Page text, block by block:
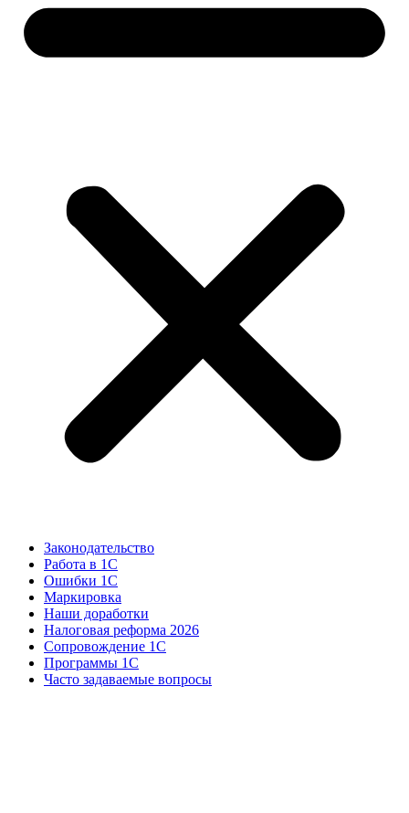
Законодательство
Работа в 1С
Ошибки 1С
Маркировка
Наши доработки
Налоговая реформа 2026
Сопровождение 1С
Программы 1С
Часто задаваемые вопросы